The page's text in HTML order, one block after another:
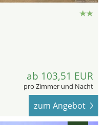
ab 103,51 EUR
pro Zimmer und Nacht
zum Angebot